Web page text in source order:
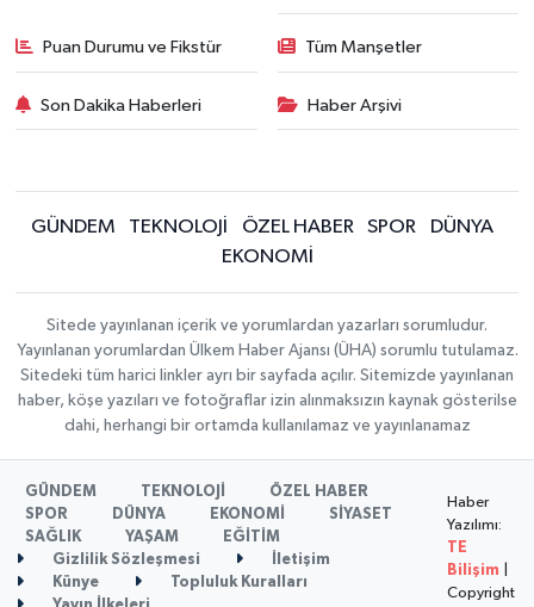
Puan Durumu ve Fikstür Tüm Manşetler
Son Dakika Haberleri Haber Arşivi
GÜNDEM TEKNOLOJİ ÖZEL HABER SPOR
DÜNYA
EKONOMİ
Sitede yayınlanan içerik ve yorumlardan yazarları sorumludur.
Yayınlanan yorumlardan Ülkem Haber Ajansı (ÜHA) sorumlu tutulamaz.
Sitedeki tüm harici linkler ayrı bir sayfada açılır. Sitemizde yayınlanan
haber, köşe yazıları ve fotoğraflar izin alınmaksızın kaynak gösterilse
dahi, herhangi bir ortamda kullanılamaz ve yayınlanamaz
GÜNDEM TEKNOLOJİ
ÖZEL HABER
SPOR
DÜNYA EKONOMİ
SİYASET
SAĞLIK
YAŞAM
EĞİTİM
Gizlilik Sözleşmesi
İletişim
Künye
Topluluk Kuralları
Haber
Yazılımı:
TE
Bilişim
Copyright